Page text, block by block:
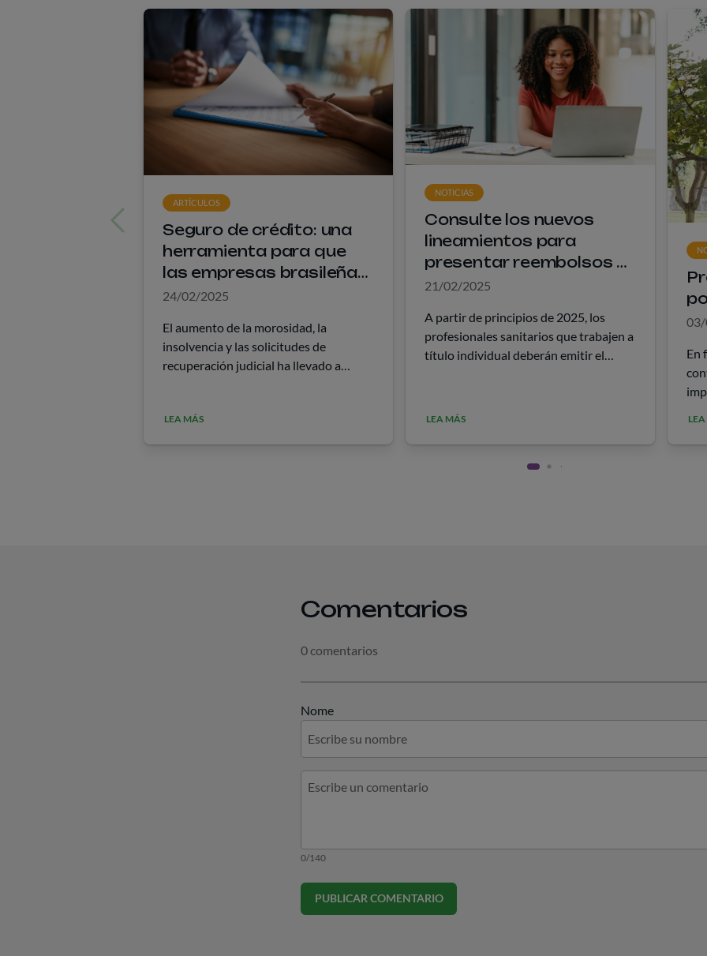
ARTÍCULOS
Seguro de crédito: una
herramienta para que
las empresas brasileñas
se protejan contra el
24/02/2025
El aumento de la morosidad, la
insolvencia y las solicitudes de
recuperación judicial ha llevado a
En enero del año pasado, 6,7 millones
LEA MÁS
NOTICIAS
Consulte los nuevos
lineamientos para
presentar reembolsos al
plan de salud
21/02/2025
A partir de principios de 2025, los
profesionales sanitarios que trabajen a
título individual deberán emitir el
La Receta Salud sustituyó los antiguos
LEA MÁS
En
Comentarios
0 comentarios
Nome
0/140
PUBLICAR COMENTARIO